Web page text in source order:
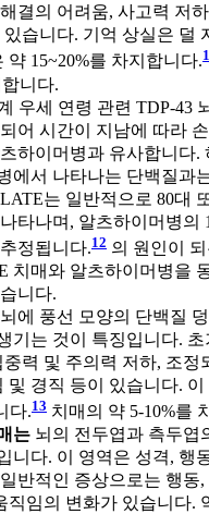
결의 어려움, 사고력 저
습니다. 기억 상실은 덜
약 15~20%를 차지합니다.
니다.
우세 연령 관련 TDP-43
어 시간이 지남에 따라
하이머병과 유사합니다.
에서 나타나는 단백질과
는 일반적으로 80대
타나며, 알츠하이머병의
정됩니다.12 의 원인이
치매와 알츠하이머병을
니다.
뇌에 풍선 모양의 단백질 덩
기는 것이 특징입니다.
력 및 주의력 저하, 조정
및 경직 등이 있습니다.
다.13 치매의 약 5-10%를
는 뇌의 전두엽과 측두엽
니다. 이 영역은 성격, 행
반적인 증상으로는 행동
직임의 변화가 있습니다.